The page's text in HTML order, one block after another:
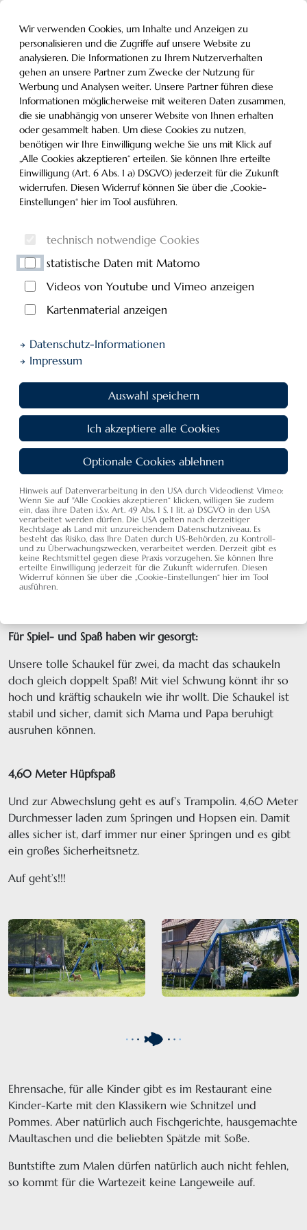
Informationen und Einstellungen zur Barrierefreiheit
MENÜ
Kinder
Für die kleinen Gäste in unserem Hotel in Langenargen
Ein herzliches Willkommen im Wellnesshotel Schwedi am
Bodensee gilt auch unseren kleinen Gästen.
Im Zimmer Eurer Eltern habt ihr die Möglichkeit auf einer
Schlafcouch oder einem Zustellbett zu nächtigen. Für die
ganz kleinen Zwerge stellen wir gerne ein Reisebettchen
zur Verfügung.
Für Spiel- und Spaß haben wir gesorgt:
Unsere tolle Schaukel für zwei, da macht das schaukeln
doch gleich doppelt Spaß! Mit viel Schwung könnt ihr so
hoch und kräftig schaukeln wie ihr wollt. Die Schaukel ist
stabil und sicher, damit sich Mama und Papa beruhigt
ausruhen können.
4,60 Meter Hüpfspaß
Und zur Abwechslung geht es auf’s Trampolin. 4,60 Meter
Durchmesser laden zum Springen und Hopsen ein. Damit
alles sicher ist, darf immer nur einer Springen und es gibt
ein großes Sicherheitsnetz.
Auf geht’s!!!
Ehrensache, für alle Kinder gibt es im Restaurant eine
Kinder-Karte mit den Klassikern wie Schnitzel und
Pommes. Aber natürlich auch Fischgerichte, hausgemachte
Maultaschen und die beliebten Spätzle mit Soße.
Buntstifte zum Malen dürfen natürlich auch nicht fehlen,
so kommt für die Wartezeit keine Langeweile auf.
Wir verwenden Cookies, um Inhalte und Anzeigen zu
personalisieren und die Zugriffe auf unsere Website zu
analysieren. Die Informationen zu Ihrem Nutzerverhalten
gehen an unsere Partner zum Zwecke der Nutzung für
Werbung und Analysen weiter. Unsere Partner führen diese
Informationen möglicherweise mit weiteren Daten zusammen,
die sie unabhängig von unserer Website von Ihnen erhalten
oder gesammelt haben. Um diese Cookies zu nutzen,
benötigen wir Ihre Einwilligung welche Sie uns mit Klick auf
„Alle Cookies akzeptieren“ erteilen. Sie können Ihre erteilte
Einwilligung (Art. 6 Abs. 1 a) DSGVO) jederzeit für die Zukunft
widerrufen. Diesen Widerruf können Sie über die „Cookie-
Einstellungen“ hier im Tool ausführen.
technisch notwendige Cookies
statistische Daten mit Matomo
Videos von Youtube und Vimeo anzeigen
Kartenmaterial anzeigen
Datenschutz-Informationen
Impressum
Auswahl speichern
Ich akzeptiere alle Cookies
Optionale Cookies ablehnen
Hinweis auf Datenverarbeitung in den USA durch Videodienst Vimeo:
Wenn Sie auf "Alle Cookies akzeptieren“ klicken, willigen Sie zudem
ein, dass ihre Daten i.S.v. Art. 49 Abs. 1 S. 1 lit. a) DSGVO in den USA
verarbeitet werden dürfen. Die USA gelten nach derzeitiger
Rechtslage als Land mit unzureichendem Datenschutzniveau. Es
besteht das Risiko, dass Ihre Daten durch US-Behörden, zu Kontroll-
und zu Überwachungszwecken, verarbeitet werden. Derzeit gibt es
keine Rechtsmittel gegen diese Praxis vorzugehen. Sie können Ihre
erteilte Einwilligung jederzeit für die Zukunft widerrufen. Diesen
Widerruf können Sie über die „Cookie-Einstellungen“ hier im Tool
ausführen.